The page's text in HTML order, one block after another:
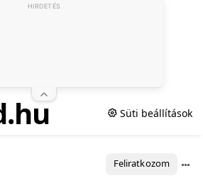
Süti beállítások
Feliratkozom
HIRDETÉS